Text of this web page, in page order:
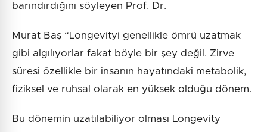
barındırdığını söyleyen Prof. Dr.
Murat Baş “Longevityi genellikle ömrü uzatmak
gibi algılıyorlar fakat böyle bir şey değil. Zirve
süresi özellikle bir insanın hayatındaki metabolik,
fiziksel ve ruhsal olarak en yüksek olduğu dönem.
Bu dönemin uzatılabiliyor olması Longevity